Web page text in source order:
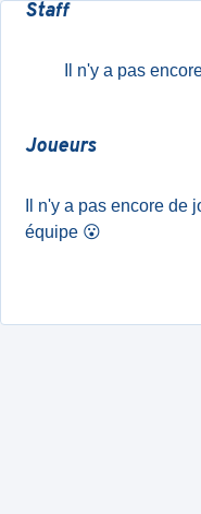
Staff
Il n'y a pas
Joueurs
Il n'y a pas encore de
équipe 😮